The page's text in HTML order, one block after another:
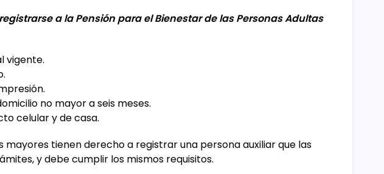
a la Pensión para el Bienestar de las Personas Adultas
vigente.
no mayor a seis meses.
celular y de casa.
mayores tienen derecho a registrar una persona auxiliar que las
y debe cumplir los mismos requisitos.